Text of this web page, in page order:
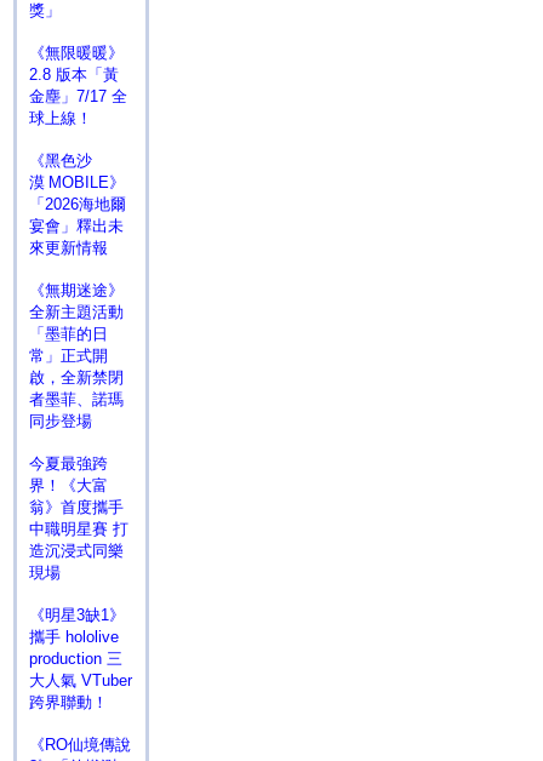
獎」
《無限暖暖》
2.8 版本「黃
金塵」7/17 全
球上線！
《黑色沙
漠 MOBILE》
「2026海地爾
宴會」釋出未
來更新情報
《無期迷途》
全新主題活動
「墨菲的日
常」正式開
啟，全新禁閉
者墨菲、諾瑪
同步登場
今夏最強跨
界！《大富
翁》首度攜手
中職明星賽 打
造沉浸式同樂
現場
《明星3缺1》
攜手 hololive
production 三
大人氣 VTuber
跨界聯動！
《RO仙境傳說